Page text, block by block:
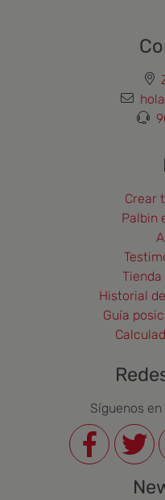
Crear
Palbin
Tienda
Historial
Guía
Síguenos